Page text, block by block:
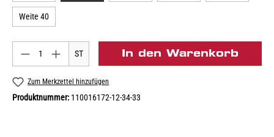
Weite 40
ST In den Warenkorb
Zum Merkzettel hinzufügen
Produktnummer: 110016172-12-34-33